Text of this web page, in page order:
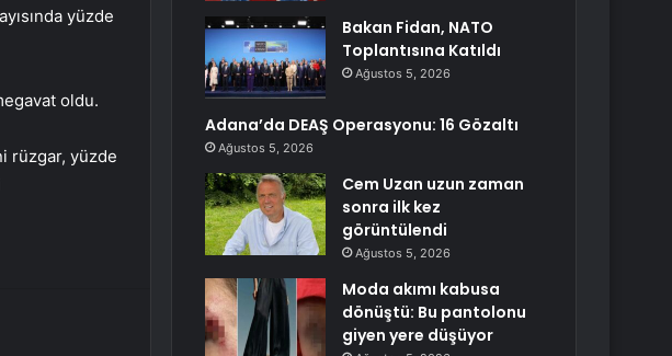
yüzde
oldu.
rüzgar, yüzde
Bakan Fidan, NATO
Toplantısına Katıldı
Ağustos 5, 2026
Adana’da DEAŞ Operasyonu: 16 Gözaltı
Ağustos 5, 2026
Cem Uzan uzun zaman
sonra ilk kez
görüntülendi
Ağustos 5, 2026
Moda akımı kabusa
dönüştü: Bu pantolonu
giyen yere düşüyor